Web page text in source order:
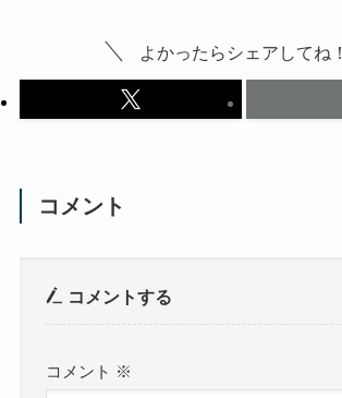
よかったらシェアしてね！
コメント
コメントする
コメント ※